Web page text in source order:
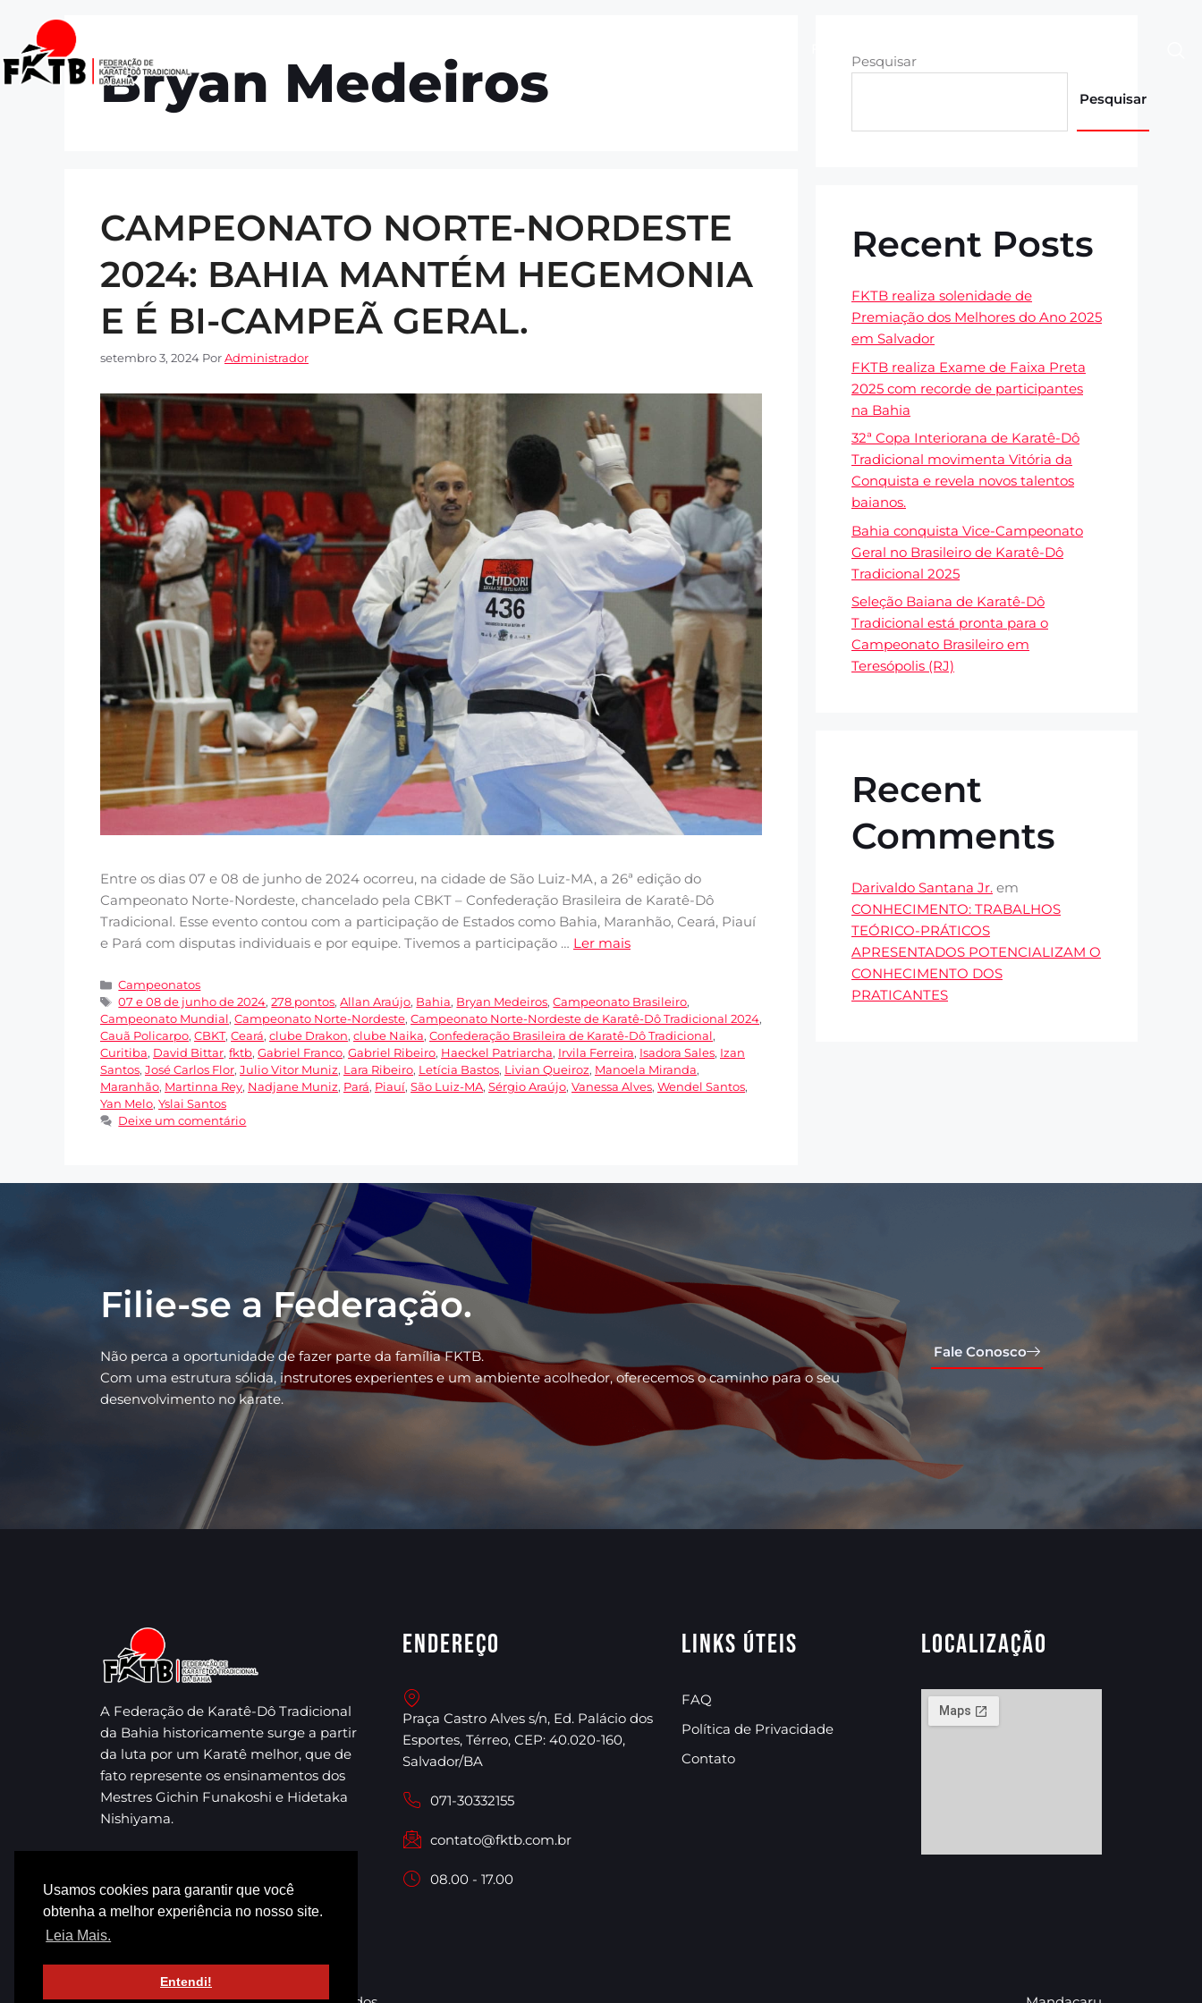
Usamos cookies para garantir que você
obtenha a melhor experiência no nosso site.
Leia Mais.
Entendi!
Bryan Medeiros
CAMPEONATO NORTE-NORDESTE
2024: BAHIA MANTÉM HEGEMONIA
E É BI-CAMPEÃ GERAL.
setembro 3, 2024 Por Administrador
Entre os dias 07 e 08 de junho de 2024 ocorreu, na cidade de São Luiz-MA, a 26ª edição do
Campeonato Norte-Nordeste, chancelado pela CBKT – Confederação Brasileira de Karatê-Dô
Tradicional. Esse evento contou com a participação de Estados como Bahia, Maranhão, Ceará, Piauí
e Pará com disputas individuais e por equipe. Tivemos a participação … Ler mais
Campeonatos
07 e 08 de junho de 2024,278 pontos,Allan Araújo, Bahia, Bryan Medeiros,Campeonato Brasileiro,
Campeonato Mundial, Campeonato Norte-Nordeste, Campeonato Norte-Nordeste de Karatê-Dô Tradicional 2024,
Cauã Policarpo, CBKT, Ceará, clube Drakon, clube Naika, Confederação Brasileira de Karatê-Dô Tradicional,
Curitiba, David Bittar, fktb, Gabriel Franco, Gabriel Ribeiro, Haeckel Patriarcha, Irvila Ferreira, Isadora Sales, Izan
Santos, José Carlos Flor, Julio Vitor Muniz, Lara Ribeiro, Letícia Bastos, Livian Queiroz, Manoela Miranda,
Maranhão, Martinna Rey, Nadjane Muniz, Pará, Piauí, São Luiz-MA, Sérgio Araújo, Vanessa Alves, Wendel Santos,
Yan Melo, Yslai Santos
Deixe um comentário
Pesquisar
Pesquisar
Recent Posts
FKTB realiza solenidade de
Premiação dos Melhores do Ano 2025
em Salvador
FKTB realiza Exame de Faixa Preta
2025 com recorde de participantes
na Bahia
32ª Copa Interiorana de Karatê-Dô
Tradicional movimenta Vitória da
Conquista e revela novos talentos
baianos.
Bahia conquista Vice-Campeonato
Geral no Brasileiro de Karatê-Dô
Tradicional 2025
Seleção Baiana de Karatê-Dô
Tradicional está pronta para o
Campeonato Brasileiro em
Teresópolis (RJ)
Recent
Comments
Darivaldo Santana Jr. em
CONHECIMENTO: TRABALHOS
TEÓRICO-PRÁTICOS
APRESENTADOS POTENCIALIZAM O
CONHECIMENTO DOS
PRATICANTES
Filie-se a Federação.
Não perca a oportunidade de fazer parte da família FKTB.
Com uma estrutura sólida, instrutores experientes e um ambiente acolhedor, oferecemos o caminho para o seu
desenvolvimento no karate.
Fale Conosco
A Federação de Karatê-Dô Tradicional
da Bahia historicamente surge a partir
da luta por um Karatê melhor, que de
fato represente os ensinamentos dos
Mestres Gichin Funakoshi e Hidetaka
Nishiyama.
Endereço
Praça Castro Alves s/n, Ed. Palácio dos
Esportes, Térreo, CEP: 40.020-160,
Salvador/BA
071-30332155
contato@fktb.com.br
08.00 - 17.00
Links úteis
FAQ
Política de Privacidade
Contato
Localização